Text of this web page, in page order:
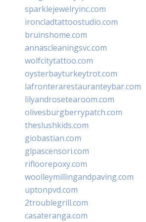
sparklejewelryinc.com
ironcladtattoostudio.com
bruinshome.com
annascleaningsvc.com
wolfcitytattoo.com
oysterbayturkeytrot.com
lafronterarestauranteybar.com
lilyandrosetearoom.com
olivesburgberrypatch.com
theslushkids.com
giobastian.com
glpascensori.com
rifloorepoxy.com
woolleymillingandpaving.com
uptonpvd.com
2troublegrill.com
casateranga.com